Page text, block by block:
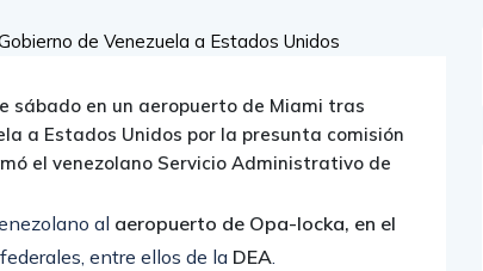
sábado en un aeropuerto de Miami tras
a Estados Unidos por la presunta comisión
el venezolano Servicio Administrativo de
al aeropuerto de Opa-locka, en el
entre ellos de la DEA.